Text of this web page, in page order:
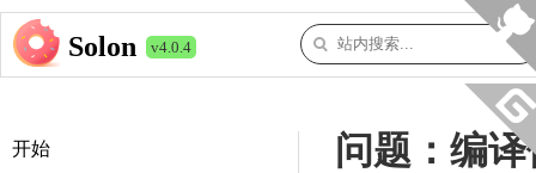
Solon v4.0.4
开始 问题：编